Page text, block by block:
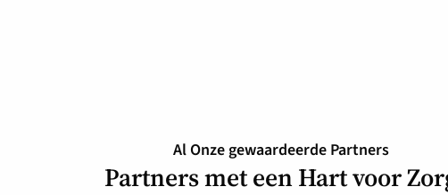
Al Onze gewaardeerde Partners
Partners met een Hart voor